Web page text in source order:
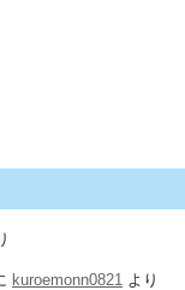
kuroemonn0821 より